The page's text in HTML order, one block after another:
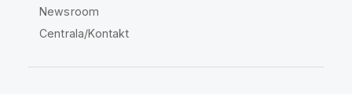
Newsroom
Centrala/Kontakt